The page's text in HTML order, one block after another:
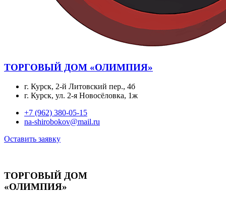
ТОРГОВЫЙ ДОМ «ОЛИМПИЯ»
г. Курск, 2-й Литовский пер., 4б
г. Курск, ул. 2-я Новосёловка, 1ж
+7 (962) 380-05-15
na-shirobokov@mail.ru
Оставить заявку
ТОРГОВЫЙ ДОМ
«ОЛИМПИЯ»